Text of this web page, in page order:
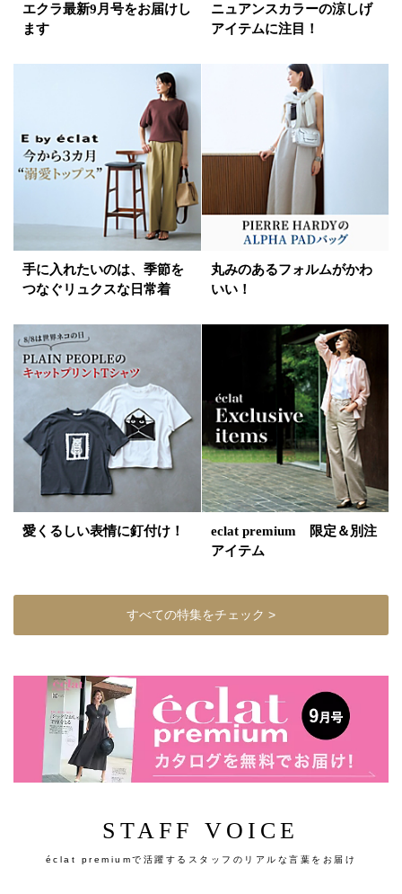
エクラ最新9月号をお届けし
ます
ニュアンスカラーの涼しげ
アイテムに注目！
手に入れたいのは、季節を
つなぐリュクスな日常着
丸みのあるフォルムがかわ
いい！
愛くるしい表情に釘付け！
eclat premium 限定＆別注
アイテム
すべての特集をチェック >
STAFF VOICE
éclat premiumで活躍するスタッフのリアルな言葉をお届け